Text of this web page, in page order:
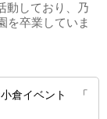
動しており、乃
を卒業していま
小倉イベント 「